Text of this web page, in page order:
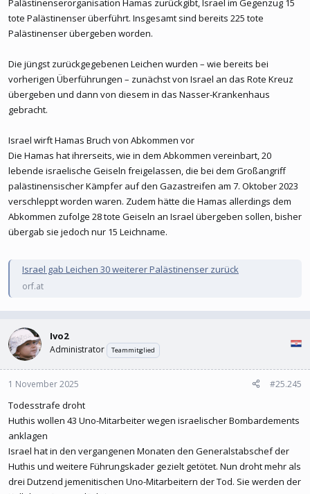
Palästinenserorganisation Hamas zurückgibt, Israel im Gegenzug 15
tote Palästinenser überführt. Insgesamt sind bereits 225 tote
Palästinenser übergeben worden.
Die jüngst zurückgegebenen Leichen wurden – wie bereits bei
vorherigen Überführungen – zunächst von Israel an das Rote Kreuz
übergeben und dann von diesem in das Nasser-Krankenhaus
gebracht.
Israel wirft Hamas Bruch von Abkommen vor
Die Hamas hat ihrerseits, wie in dem Abkommen vereinbart, 20
lebende israelische Geiseln freigelassen, die bei dem Großangriff
palästinensischer Kämpfer auf den Gazastreifen am 7. Oktober 2023
verschleppt worden waren. Zudem hätte die Hamas allerdings dem
Abkommen zufolge 28 tote Geiseln an Israel übergeben sollen, bisher
übergab sie jedoch nur 15 Leichname.
Israel gab Leichen 30 weiterer Palästinenser zurück
orf.at
Ivo2
Administrator Teammitglied
1 November 2025 #25.245
Todesstrafe droht
Huthis wollen 43 Uno-Mitarbeiter wegen israelischer Bombardements
anklagen
Israel hat in den vergangenen Monaten den Generalstabschef der
Huthis und weitere Führungskader gezielt getötet. Nun droht mehr als
drei Dutzend jemenitischen Uno-Mitarbeitern der Tod. Sie werden der